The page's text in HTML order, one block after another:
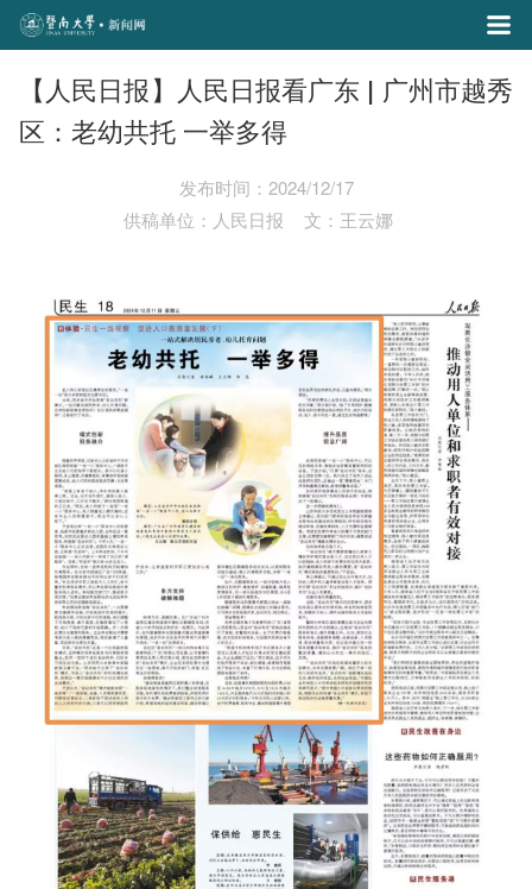
【人民日报】人民日报看广东 | 广州市越秀
区：老幼共托 一举多得
发布时间：2024/12/17
供稿单位：人民日报
文：王云娜